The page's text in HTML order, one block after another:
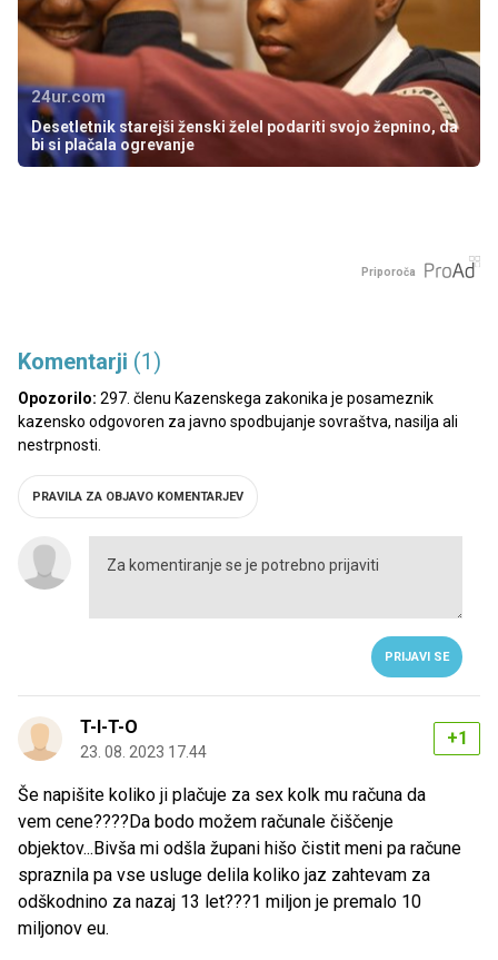
24ur.com
Desetletnik starejši ženski želel podariti svojo žepnino, da
bi si plačala ogrevanje
Priporoča
Komentarji (1)
Opozorilo: 297. členu Kazenskega zakonika je posameznik
kazensko odgovoren za javno spodbujanje sovraštva, nasilja ali
nestrpnosti.
PRAVILA ZA OBJAVO KOMENTARJEV
PRIJAVI SE
T-I-T-O
23. 08. 2023 17.44
+1
Še napišite koliko ji plačuje za sex kolk mu računa da
vem cene????Da bodo možem računale čiščenje
objektov...Bivša mi odšla župani hišo čistit meni pa račune
spraznila pa vse usluge delila koliko jaz zahtevam za
odškodnino za nazaj 13 let???1 miljon je premalo 10
miljonov eu.